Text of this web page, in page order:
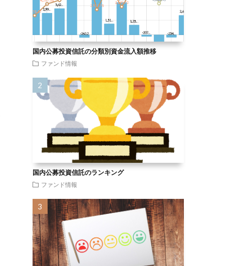
国内公募投資信託の分類別資金流入額推移
ファンド情報
国内公募投資信託のランキング
ファンド情報